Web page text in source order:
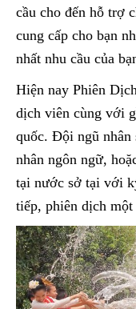
cầu cho đến hỗ trợ
cung cấp cho bạn
nhất nhu cầu của
Hiện nay Phiên
dịch viên cùng với
quốc. Đội ngũ nhân
nhân ngôn ngữ,
tại nước sở tại với
tiếp, phiên dịch một